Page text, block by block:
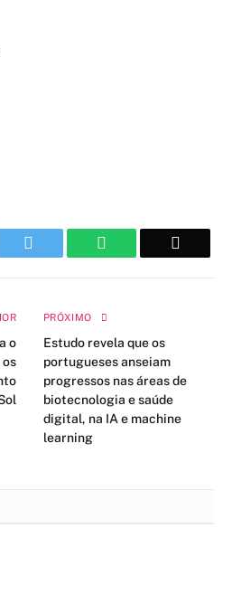
WhatsApp
o
PRÓXIMO
Estudo revela que os
portugueses anseiam
progressos nas áreas de
biotecnologia e saúde
digital, na IA e machine
learning